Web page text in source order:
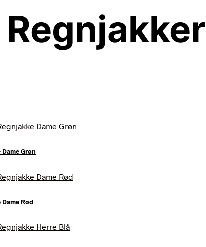
Grøn
Rød